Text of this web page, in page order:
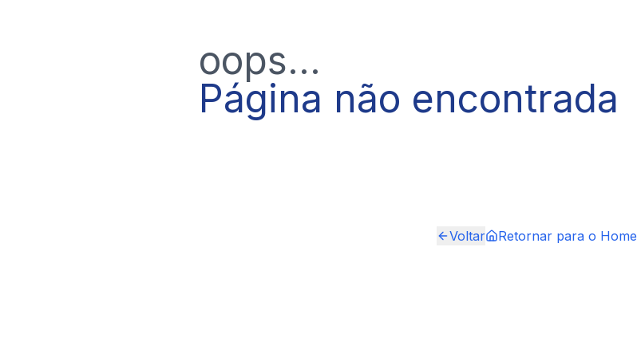
oops...
Página não encontrada
Voltar Retornar para o Home